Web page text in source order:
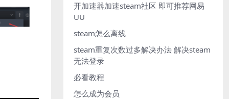
开加速器加速steam社区 即可推荐网易
UU
steam怎么离线
steam重复次数过多解决办法 解决steam
无法登录
必看教程
怎么成为会员